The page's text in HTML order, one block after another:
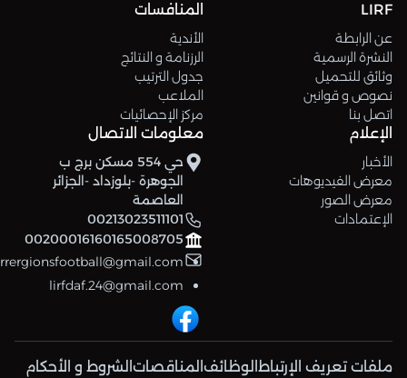
LIRF
عن الرابطة
النشرة الرسمية
وثائق للتحميل
نصوص و قوانين
اتصل بنا
المنافسات
الأندية
الرزنامة و النتائج
جدول الترتيب
الملاعب
مركز الإحصائيات
الإعلام
الأخبار
معرض الفيديوهات
معرض الصور
الإعتمادات
معلومات الاتصال
حي 554 مسكن برج ب
الجوهرة -بلوزداد -الجزائر
العاصمة
00213023511101
00200016160165008705
lirfdaf.24@gmail.com
ملفات تعريف الإرتباط الوظائف المناقصات الشروط و الأحكام